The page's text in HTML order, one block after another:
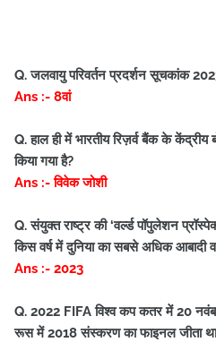
Q. जलवायु परिवर्तन प्रदर्शन सूचकांक
Ans :- 8वां
Q. हाल ही में भारतीय रिज़र्व बैंक के
किया गया है?
Ans :- विवेक जोशी
Q. संयुक्त राष्ट्र की ‘वर्ल्ड पॉपुलेशन
किस वर्ष में दुनिया का सबसे अधिक आबादी
Ans :- 2023
Q. 2022 FIFA विश्व कप कतर में 20
रूस में 2018 संस्करण का फाइनल जीता